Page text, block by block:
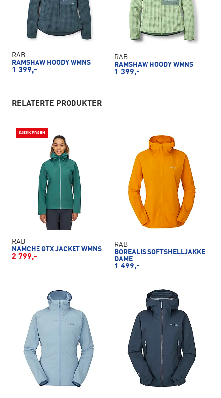
RAB
RAMSHAW HOODY WMNS
1 399,-
RAB
RAMSHAW HOODY WMNS
1 399,-
RELATERTE PRODUKTER
SJEKK PRISEN
RAB
NAMCHE GTX JACKET WMNS
2 799,-
RAB
BOREALIS SOFTSHELLJAKKE
DAME
1 499,-